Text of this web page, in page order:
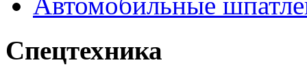
Спецтехника